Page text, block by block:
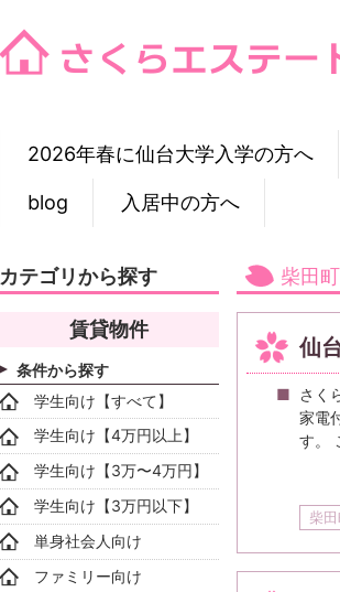
2026年春に仙台大学入学の方へ
blog 入居中の方へ
柴田
仙
さく
家電
す。
柴
カテゴリから探す
賃貸物件
条件から探す
学生向け【すべて】
学生向け【4万円以上】
学生向け【3万〜4万円】
学生向け【3万円以下】
単身社会人向け
ファミリー向け